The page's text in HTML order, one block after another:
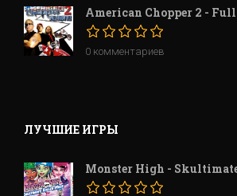
American Chopper 2 -
0 комментариев
ЛУЧШИЕ ИГРЫ
Monster High -